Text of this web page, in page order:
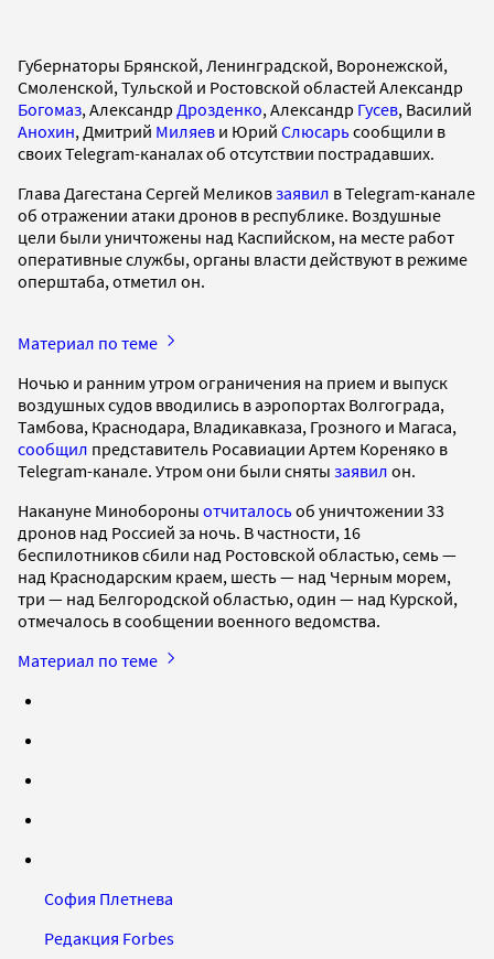
Губернаторы Брянской, Ленинградской, Воронежской,
Смоленской, Тульской и Ростовской областей Александр
Богомаз, Александр Дрозденко, Александр Гусев, Василий
Анохин, Дмитрий Миляев и Юрий Слюсарьсообщили в
своих Telegram-каналах об отсутствии пострадавших.
Глава Дагестана Сергей Меликовзаявил в Telegram-канале
об отражении атаки дронов в республике. Воздушные
цели были уничтожены над Каспийском, на месте работ
оперативные службы, органы власти действуют в режиме
оперштаба, отметил он.
Материал по теме
Ночью и ранним утром ограничения на прием и выпуск
воздушных судов вводились в аэропортах Волгограда,
Тамбова, Краснодара, Владикавказа, Грозного и Магаса,
сообщил представитель Росавиации Артем Кореняко в
Telegram-канале. Утром они были сняты заявил он.
Накануне Минобороны отчиталосьоб уничтожении 33
дронов над Россией за ночь. В частности, 16
беспилотников сбили над Ростовской областью, семь —
над Краснодарским краем, шесть — над Черным морем,
три — над Белгородской областью, один — над Курской,
отмечалось в сообщении военного ведомства.
Материал по теме
София Плетнева
Редакция Forbes